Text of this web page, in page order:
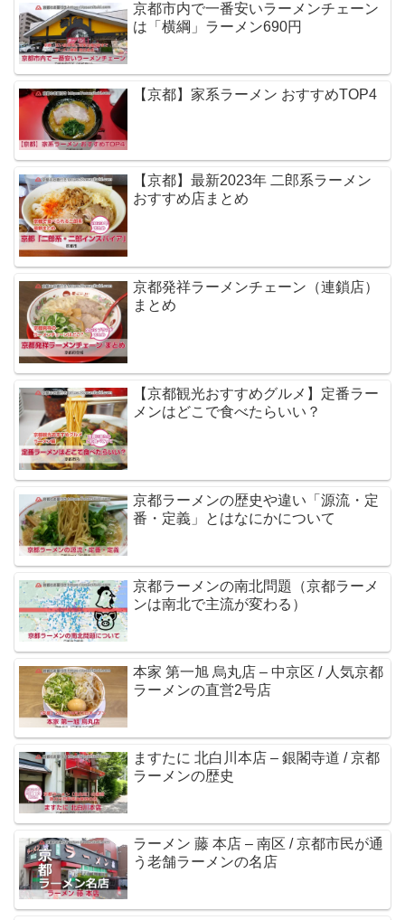
京都市内で一番安いラーメンチェーン
は「横綱」ラーメン690円
【京都】家系ラーメン おすすめTOP4
【京都】最新2023年 二郎系ラーメン
おすすめ店まとめ
京都発祥ラーメンチェーン（連鎖店）
まとめ
【京都観光おすすめグルメ】定番ラー
メンはどこで食べたらいい？
京都ラーメンの歴史や違い「源流・定
番・定義」とはなにかについて
京都ラーメンの南北問題（京都ラーメ
ンは南北で主流が変わる）
本家 第一旭 烏丸店 – 中京区 / 人気京都
ラーメンの直営2号店
ますたに 北白川本店 – 銀閣寺道 / 京都
ラーメンの歴史
ラーメン 藤 本店 – 南区 / 京都市民が通
う老舗ラーメンの名店